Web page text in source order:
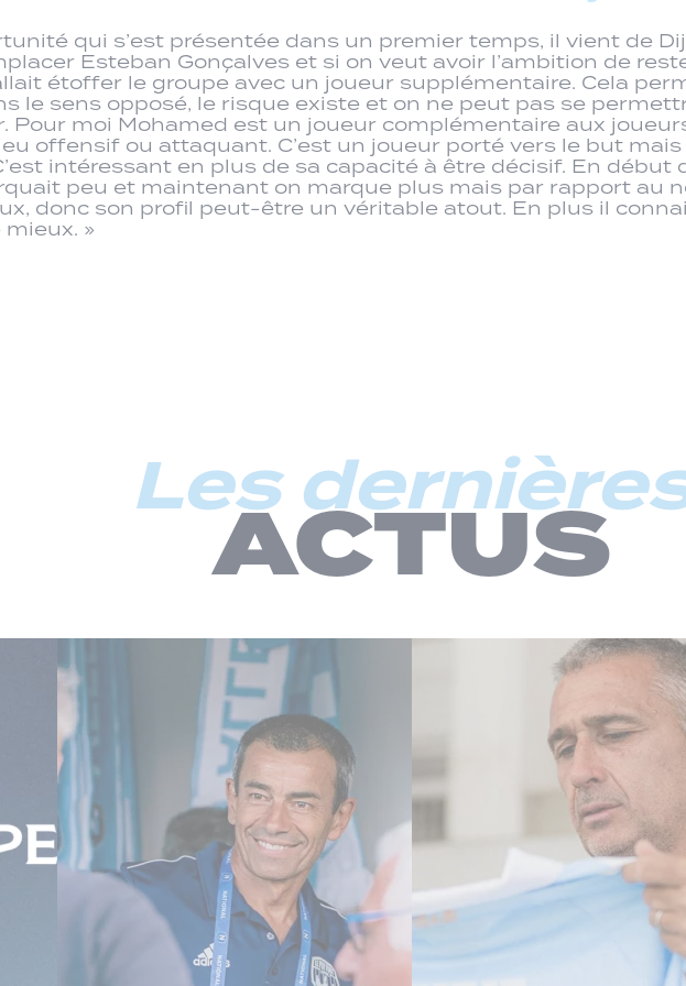
qui s’est présentée dans un premier temps, il vient de
Esteban Gonçalves et si on veut avoir l’ambition de
étoffer le groupe avec un joueur supplémentaire. Cela
le sens opposé, le risque existe et on ne peut pas se
Pour moi Mohamed est un joueur complémentaire aux
offensif ou attaquant. C’est un joueur porté vers le but
intéressant en plus de sa capacité à être décisif. En début
peu et maintenant on marque plus mais par rapport au
donc son profil peut-être un véritable atout. En plus il
»
LesACTUS